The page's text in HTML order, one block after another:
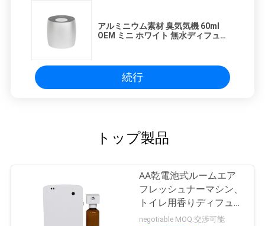
アルミニウム素材 臭気気機 60ml
OEM ミニ ホワイト 無水ディフュー
続行
トップ製品
AA乾電池式ルームエア
フレッシュナーマシン、
トイレ用香りディフュー
ザーマシン
negotiable MOQ:交渉可能